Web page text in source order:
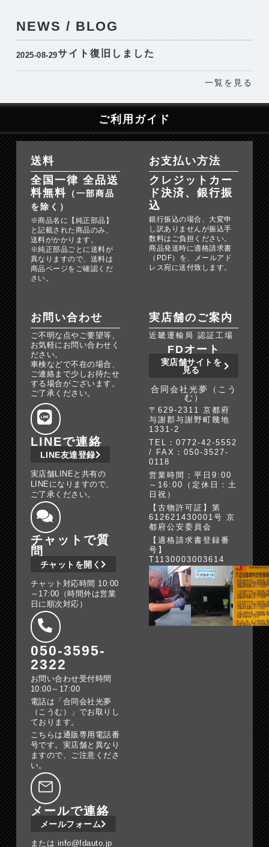
NEWS / BLOG
2025-08-29サイト復旧しました
一覧を見る
ご利用ガイド
送料
全国一律 全品送
料無料 （一部商品
を除く）
※商品名に【純正部品】
と記載された商品のみ、
送料がかかります。
※純正部品ごとに送料が
異なりますので、送料は
商品ページをご確認くだ
さい。
お支払い方法
クレジットカー
ド決済、銀行振
込
銀行振込の場合、大変申
し訳ありませんが振込手
数料はご負担ください。
商品発送時に適格請求書
（PDF）を、メールアド
レス宛に送付致します。
お問い合わせ
ご不明な点やご要望等、
お気軽にお問い合わせく
ださい。
車検などで不在の場合、
ご連絡まで少しお待たせ
する場合がございます。
ご了承ください。
LINEで連絡
LINE友達登録
実店舗LINEと共有の
LINEになりますので、
ご了承ください。
チャットで質
問
チャットを開く
チャット対応時間 10:00
～17:00（時間外は営業
日に順次対応）
050-3595-
2322
お問い合わせ受付時間
10:00～17:00
電話は「合同会社光夢
（こうむ）」でお取りし
ております。
こちらは通販専用電話番
号です。実店舗と異なり
ますので、ご注意くださ
い。
メールで連絡
メールフォーム
または info@fdauto.jp
実店舗のご案内
近畿運輸局 認証工場
FDオート
実店舗サイトを
見る
合同会社光夢（こう
む）
〒629-2311 京都府
与謝郡与謝野町幾地
1331-2
TEL：0772-42-5552
/ FAX：050-3527-
0118
営業時間：平日9:00
～16:00（定休日：土
日祝）
【古物許可証】第
612621430001号 京
都府公安委員会
【適格請求書登録番
号】
T1130003003614